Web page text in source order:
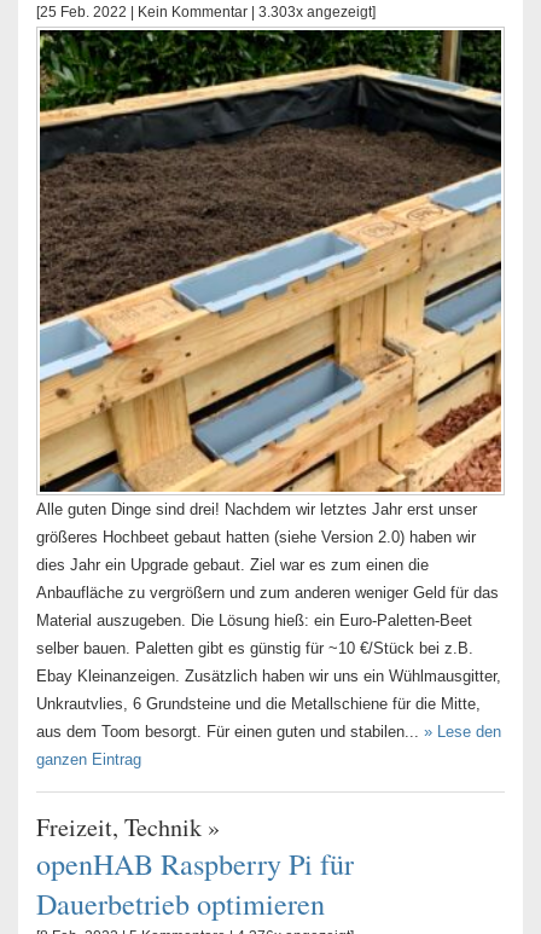
[25 Feb. 2022 | Kein Kommentar | 3.303x angezeigt]
Alle guten Dinge sind drei! Nachdem wir letztes Jahr erst unser
größeres Hochbeet gebaut hatten (siehe Version 2.0) haben wir
dies Jahr ein Upgrade gebaut. Ziel war es zum einen die
Anbaufläche zu vergrößern und zum anderen weniger Geld für das
Material auszugeben. Die Lösung hieß: ein Euro-Paletten-Beet
selber bauen. Paletten gibt es günstig für ~10 €/Stück bei z.B.
Ebay Kleinanzeigen. Zusätzlich haben wir uns ein Wühlmausgitter,
Unkrautvlies, 6 Grundsteine und die Metallschiene für die Mitte,
aus dem Toom besorgt. Für einen guten und stabilen... » Lese den
ganzen Eintrag
Freizeit, Technik »
openHAB Raspberry Pi für
Dauerbetrieb optimieren